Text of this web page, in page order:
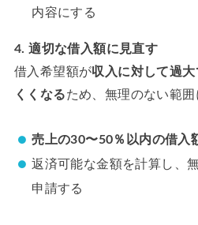
内容にする
4. 適切な借入額に見直す
借入希望額が収入に対して過
くくなるため、無理のない範囲
売上の30〜50％以内の借入
返済可能な金額を計算し、
申請する